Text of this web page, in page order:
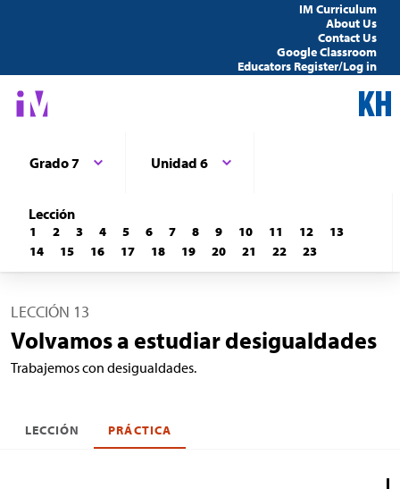
IM Curriculum
About Us
Contact Us
Google Classroom
Educators Register/Log in
Grado 7 Unidad 6
Lección
1 2 3 4 5 6 7 8 9 10 11 12
13
14
15 16 17 18 19 20 21 22 23
LECCIÓN 13
Volvamos a estudiar desigualdades
Trabajemos con desigualdades.
LECCIÓN PRÁCTICA